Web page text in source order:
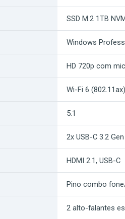
SSD M.2 1TB
Windows
HD 720p com
Wi-Fi 6
5.1
2x USB-C 3.2
HDMI 2.1, USB-C
Pino combo
2 alto-falantes